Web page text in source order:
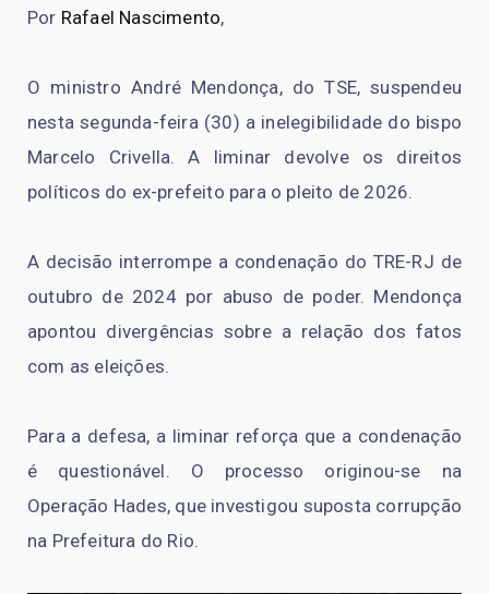
Por Rafael Nascimento,
O ministro André Mendonça, do TSE, suspendeu
nesta segunda-feira (30) a inelegibilidade do bispo
Marcelo Crivella. A liminar devolve os direitos
políticos do ex-prefeito para o pleito de 2026.
A decisão interrompe a condenação do TRE-RJ de
outubro de 2024 por abuso de poder. Mendonça
apontou divergências sobre a relação dos fatos
com as eleições.
Para a defesa, a liminar reforça que a condenação
é questionável. O processo originou-se na
Operação Hades, que investigou suposta corrupção
na Prefeitura do Rio.